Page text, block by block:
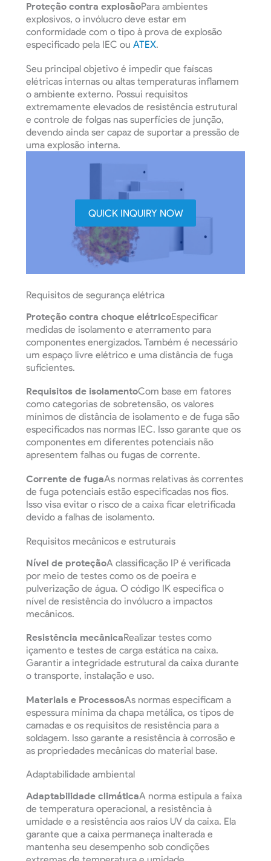
Proteção contra explosãoPara ambientes
explosivos, o invólucro deve estar em
conformidade com o tipo à prova de explosão
especificado pela IEC ouATEX.
Seu principal objetivo é impedir que faíscas
elétricas internas ou altas temperaturas inflamem
o ambiente externo. Possui requisitos
extremamente elevados de resistência estrutural
e controle de folgas nas superfícies de junção,
devendo ainda ser capaz de suportar a pressão de
uma explosão interna.
QUICK INQUIRY NOW
Requisitos de segurança elétrica
Proteção contra choque elétricoEspecificar
medidas de isolamento e aterramento para
componentes energizados. Também é necessário
um espaço livre elétrico e uma distância de fuga
suficientes.
Requisitos de isolamentoCom base em fatores
como categorias de sobretensão, os valores
mínimos de distância de isolamento e de fuga são
especificados nas normas IEC. Isso garante que os
componentes em diferentes potenciais não
apresentem falhas ou fugas de corrente.
Corrente de fugaAs normas relativas às correntes
de fuga potenciais estão especificadas nos fios.
Isso visa evitar o risco de a caixa ficar eletrificada
devido a falhas de isolamento.
Requisitos mecânicos e estruturais
Nível de proteçãoA classificação IP é verificada
por meio de testes como os de poeira e
pulverização de água. O código IK especifica o
nível de resistência do invólucro a impactos
mecânicos.
Resistência mecânicaRealizar testes como
içamento e testes de carga estática na caixa.
Garantir a integridade estrutural da caixa durante
o transporte, instalação e uso.
Materiais e ProcessosAs normas especificam a
espessura mínima da chapa metálica, os tipos de
camadas e os requisitos de resistência para a
soldagem. Isso garante a resistência à corrosão e
as propriedades mecânicas do material base.
Adaptabilidade ambiental
Adaptabilidade climáticaA norma estipula a faixa
de temperatura operacional, a resistência à
umidade e a resistência aos raios UV da caixa. Ela
garante que a caixa permaneça inalterada e
mantenha seu desempenho sob condições